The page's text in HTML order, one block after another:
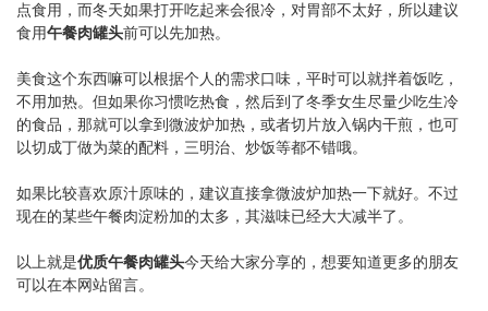
点食用，而冬天如果打开吃起来会很冷，对胃部不太好，所以建议
食用午餐肉罐头前可以先加热。
美食这个东西嘛可以根据个人的需求口味，平时可以就拌着饭吃，
不用加热。但如果你习惯吃热食，然后到了冬季女生尽量少吃生冷
的食品，那就可以拿到微波炉加热，或者切片放入锅内干煎，也可
以切成丁做为菜的配料，三明治、炒饭等都不错哦。
如果比较喜欢原汁原味的，建议直接拿微波炉加热一下就好。不过
现在的某些午餐肉淀粉加的太多，其滋味已经大大减半了。
以上就是优质午餐肉罐头今天给大家分享的，想要知道更多的朋友
可以在本网站留言。